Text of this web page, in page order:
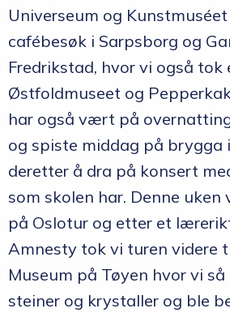
Universeum og
cafébesøk i Sarpsborg og
Fredrikstad, hvor vi også tok
Østfoldmuseet og
har også vært på
og spiste middag på brygga
deretter å dra på konsert
som skolen har. Denne uken
på Oslotur og etter et
Amnesty tok vi turen videre
Museum på Tøyen hvor vi så
steiner og krystaller og ble